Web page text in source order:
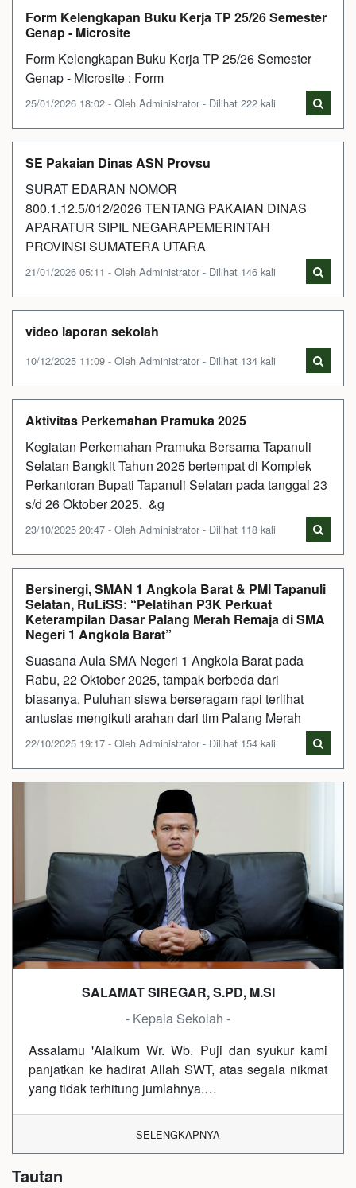
Form Kelengkapan Buku Kerja TP 25/26 Semester
Genap - Microsite
Form Kelengkapan Buku Kerja TP 25/26 Semester
Genap - Microsite : Form
25/01/2026 18:02 - Oleh Administrator - Dilihat 222 kali
SE Pakaian Dinas ASN Provsu
SURAT EDARAN NOMOR
800.1.12.5/012/2026 TENTANG PAKAIAN DINAS
APARATUR SIPIL NEGARAPEMERINTAH
PROVINSI SUMATERA UTARA
21/01/2026 05:11 - Oleh Administrator - Dilihat 146 kali
video laporan sekolah
10/12/2025 11:09 - Oleh Administrator - Dilihat 134 kali
Aktivitas Perkemahan Pramuka 2025
Kegiatan Perkemahan Pramuka Bersama Tapanuli
Selatan Bangkit Tahun 2025 bertempat di Komplek
Perkantoran Bupati Tapanuli Selatan pada tanggal 23
s/d 26 Oktober 2025. &g
23/10/2025 20:47 - Oleh Administrator - Dilihat 118 kali
Bersinergi, SMAN 1 Angkola Barat & PMI Tapanuli
Selatan, RuLiSS: “Pelatihan P3K Perkuat
Keterampilan Dasar Palang Merah Remaja di SMA
Negeri 1 Angkola Barat”
Suasana Aula SMA Negeri 1 Angkola Barat pada
Rabu, 22 Oktober 2025, tampak berbeda dari
biasanya. Puluhan siswa berseragam rapi terlihat
antusias mengikuti arahan dari tim Palang Merah
22/10/2025 19:17 - Oleh Administrator - Dilihat 154 kali
SALAMAT SIREGAR, S.PD, M.SI
- Kepala Sekolah -
Assalamu 'Alaikum Wr. Wb. Puji dan syukur kami
panjatkan ke hadirat Allah SWT, atas segala nikmat
yang tidak terhitung jumlahnya.…
SELENGKAPNYA
Tautan